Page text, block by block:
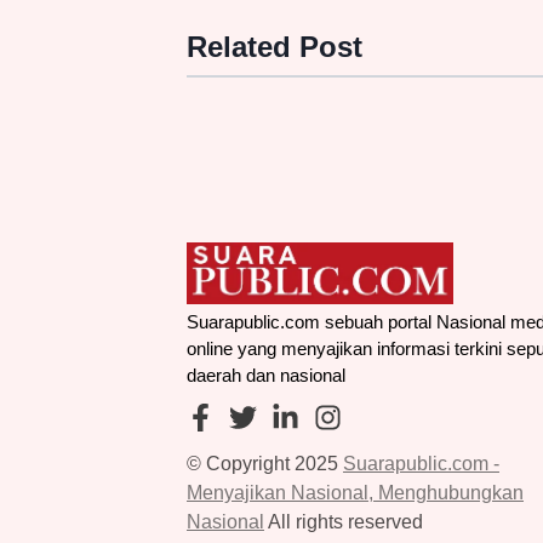
Related Post
Tanah Pekarangan H. Romi
Diduga Diserobot Oknum RT,
Pengukuran Polres Ungkap
Baru
Lubuklinggau - 16, Jul, 2026, 01:22:00
Selengkapnya →